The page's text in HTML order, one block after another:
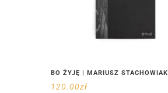
BO ŻYJĘ | MARIUSZ STACHOWIAK
120.00zł